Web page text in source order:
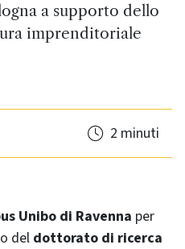
a supporto dello
imprenditoriale
2 minuti
Unibo di Ravenna per
del dottorato di ricerca